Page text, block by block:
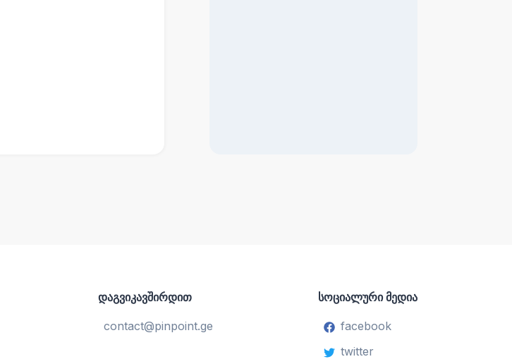
დაგვიკავშირდით
contact@pinpoint.ge
სოციალური მედია
facebook
twitter